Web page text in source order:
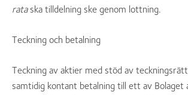
rataska tilldelning ske genom lottning.
Teckning och betalning
Teckning av aktier med stöd av
samtidig kontant betalning till ett av Bolaget